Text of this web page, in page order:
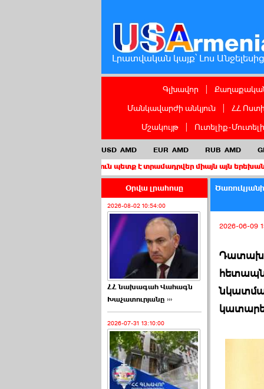
Լրատվական կայք՝ Լոս Անջելեսից
Գլխավոր
Մանկավարժի անկյուն
ՀՀ
Մշակույթ
Ուտելիք-
USD AMD EUR AMD RUB AMD
պետք է տրամադրվեր միայն այն երեխաներին,
Օրվա լրահոսը
2026-08-02 10:54:00
ՀՀ նախագահ Վահագն
Խաչատուրյանը ›››
2026-07-31 13:10:00
2026-06-09